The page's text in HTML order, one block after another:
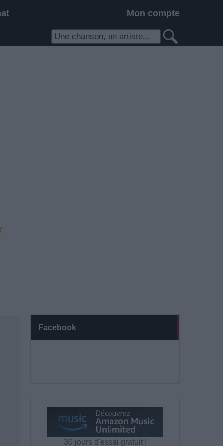
Mon compte
Facebook
30 jours d'essai gratuit !